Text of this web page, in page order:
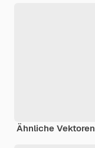
Ähnliche Vektoren